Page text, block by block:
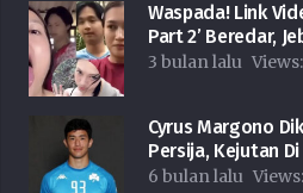
Waspada! Link
Part 2’ Beredar,
3 bulan lalu Views:
Cyrus Margono
Persija, Kejutan
6 bulan lalu Views: